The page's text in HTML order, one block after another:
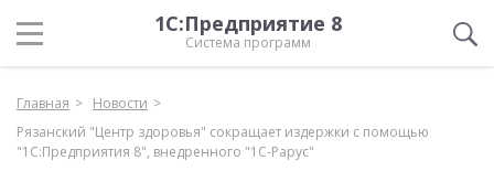
1С:Предприятие 8
Система программ
Главная
Новости
Рязанский "Центр здоровья" сокращает издержки с помощью
"1С:Предприятия 8", внедренного "1С-Рарус"